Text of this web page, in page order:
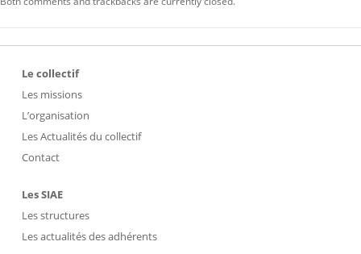
Le collectif
Les missions
L’organisation
Les Actualités du collectif
Contact
Les SIAE
Les structures
Les actualités des adhérents